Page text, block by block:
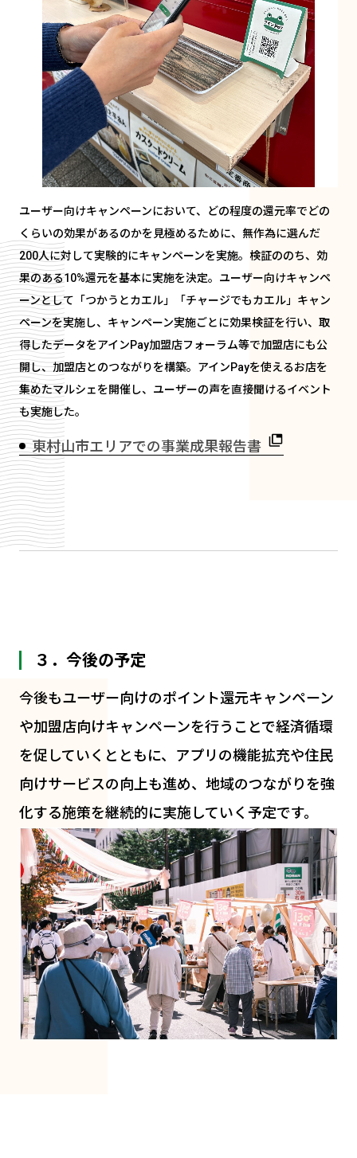
ユーザー向けキャンペーンにおいて、どの程度の還元率でどの
くらいの効果があるのかを見極めるために、無作為に選んだ
200人に対して実験的にキャンペーンを実施。検証ののち、効
果のある10%還元を基本に実施を決定。ユーザー向けキャンペ
ーンとして「つかうとカエル」「チャージでもカエル」キャン
ペーンを実施し、キャンペーン実施ごとに効果検証を行い、取
得したデータをアインPay加盟店フォーラム等で加盟店にも公
開し、加盟店とのつながりを構築。アインPayを使えるお店を
集めたマルシェを開催し、ユーザーの声を直接聞けるイベント
も実施した。
東村山市エリアでの事業成果報告書
３．今後の予定
今後もユーザー向けのポイント還元キャンペーン
や加盟店向けキャンペーンを行うことで経済循環
を促していくとともに、アプリの機能拡充や住民
向けサービスの向上も進め、地域のつながりを強
化する施策を継続的に実施していく予定です。